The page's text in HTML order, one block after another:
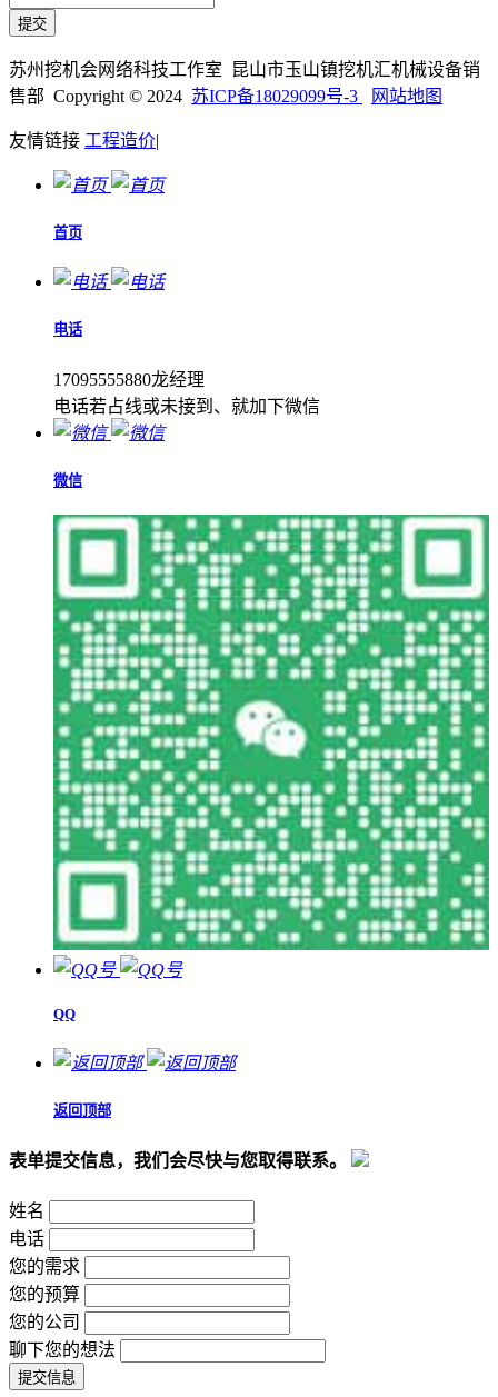
苏州挖机会网络科技工作室 昆山市玉山镇挖机汇机械设备销
售部 Copyright © 2024 苏ICP备18029099号-3 网站地图
友情链接 工程造价|
首页
电话
17095555880龙经理
电话若占线或未接到、就加下微信
微信
QQ
返回顶部
表单提交信息，我们会尽快与您取得联系。
姓名
电话
您的需求
您的预算
您的公司
聊下您的想法